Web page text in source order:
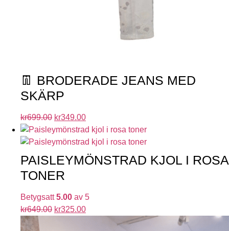
👖 BRODERADE JEANS MED
SKÄRP
kr699.00 kr349.00
PAISLEYMÖNSTRAD KJOL I ROSA
TONER
Betygsatt5.00 av 5
kr649.00 kr325.00